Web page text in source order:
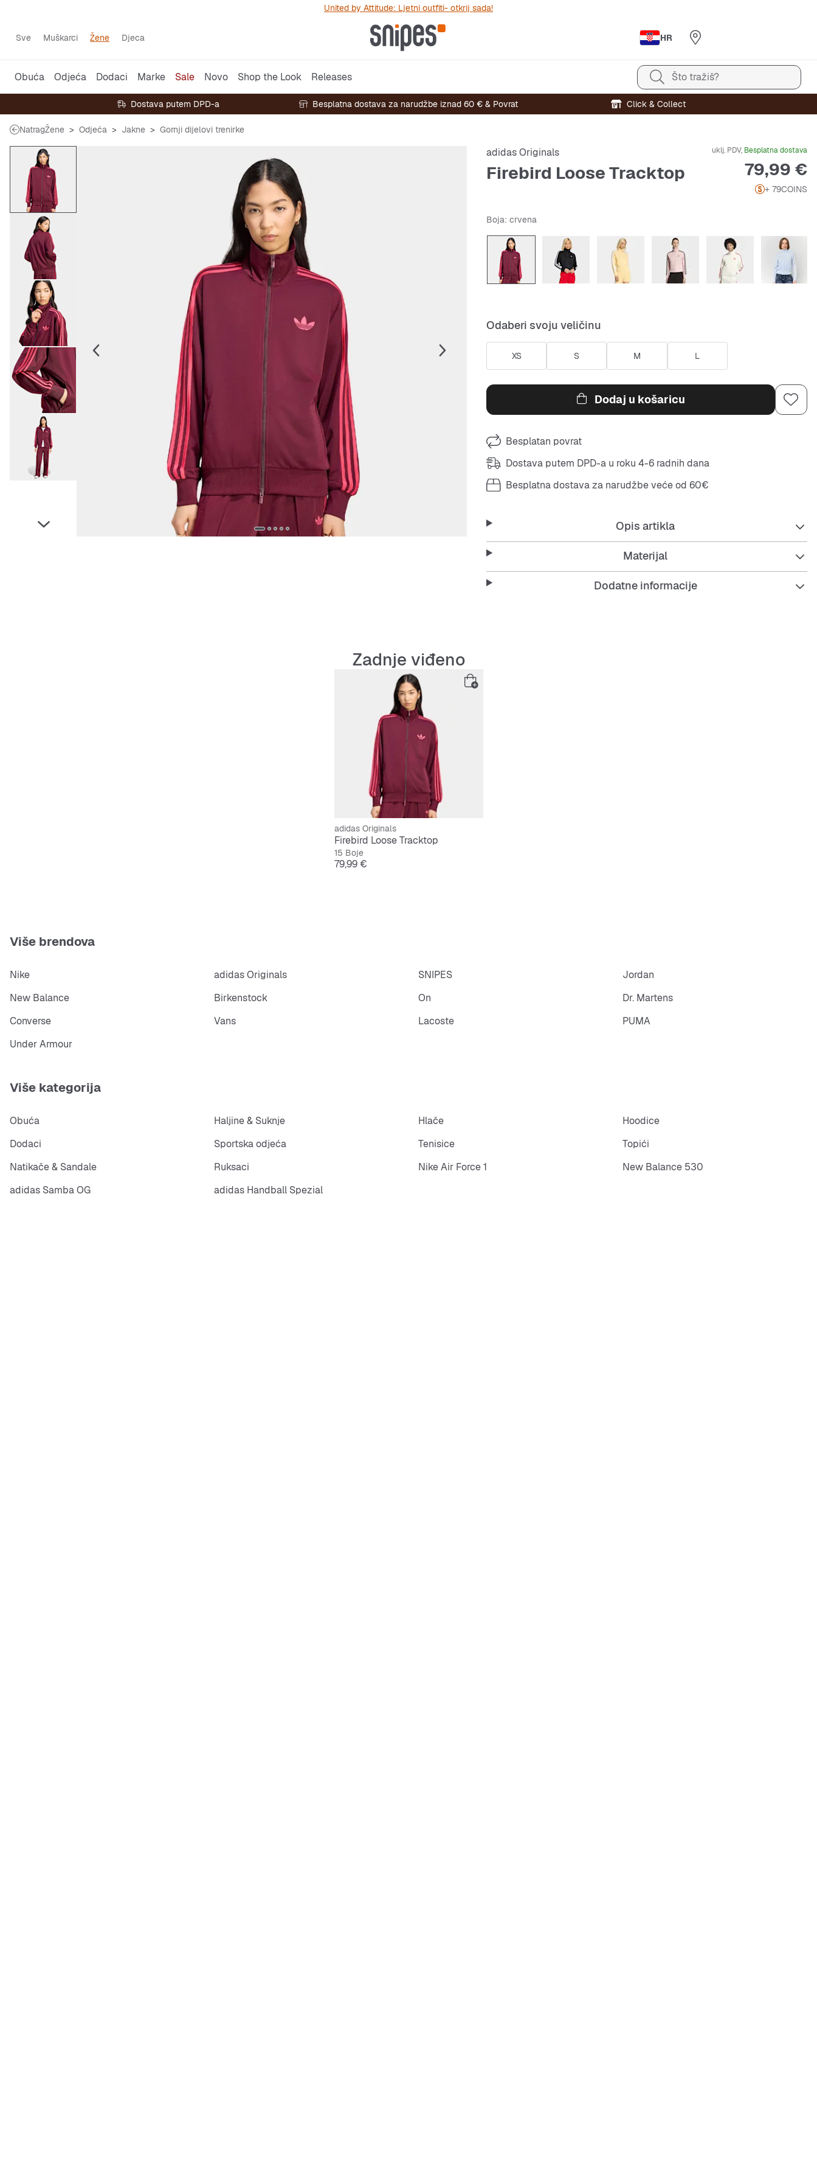
United by Attitude: Ljetni outfiti- otkrij sada!
Sve Muškarci Žene Djeca HR
Obuća Odjeća Dodaci Marke Sale Novo Shop the Look Releases Što tražiš?
Dostava putem DPD-a Besplatna dostava za narudžbe iznad 60 € & Povrat Click & Collect
NatragŽene Odjeća Jakne Gornji dijelovi trenirke
adidas Originals
Firebird Loose Tracktop
uklj. PDV, Besplatna dostava
Cijena
79,99 €
+ 79COINS
Boja: crvena
Odaberi svoju veličinu
XS S M L
Dodaj u košaricu
Besplatan povrat
Dostava putem DPD-a u roku 4-6 radnih dana
Besplatna dostava za narudžbe veće od 60€
Opis artikla
Materijal
Dodatne informacije
Zadnje viđeno
adidas Originals
Firebird Loose Tracktop
15 Boje
Cijena
79,99 €
Više brendova
Nike adidas Originals SNIPES
Jordan
New Balance
Birkenstock On
Dr. Martens
Converse
Vans Lacoste
PUMA
Under Armour
Više kategorija
Obuća Haljine & Suknje Hlače
Hoodice
Dodaci
Sportska odjeća Tenisice
Topići
Natikače & Sandale
Ruksaci Nike Air Force 1
New Balance 530
adidas Samba OG
adidas Handball Spezial